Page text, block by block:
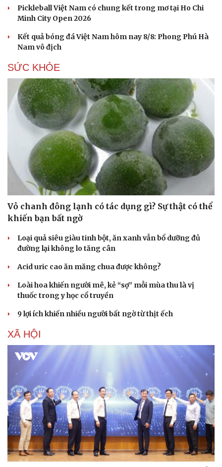
Văn hóa
Sân khấu - Điện ảnh
Văn học
Âm nhạc
Di sản
Giải trí
Nghệ sĩ
Thời trang
Sao Việt
Pickleball Việt Nam có chung kết trong mơ tại Ho Chi
Minh City Open 2026
Kết quả bóng đá Việt Nam hôm nay 8/8: Phong Phú Hà
Nam vô địch
SỨC KHỎE
Vỏ chanh đông lạnh có tác dụng gì? Sự thật có thể
khiến bạn bất ngờ
Loại quả siêu giàu tinh bột, ăn xanh vẫn bổ dưỡng đủ
đường lại không lo tăng cân
Acid uric cao ăn măng chua được không?
Loài hoa khiến người mê, kẻ “sợ” mỗi mùa thu là vị
thuốc trong y học cổ truyền
9 lợi ích khiến nhiều người bất ngờ từ thịt ếch
XÃ HỘI